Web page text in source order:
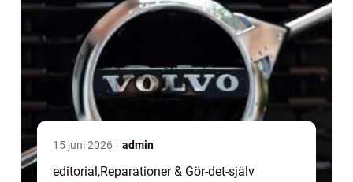
15 juni 2026 admin
editorial,Reparationer & Gör-det-själv